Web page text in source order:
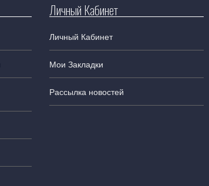
Личный Кабинет
Личный Кабинет
Мои Закладки
Рассылка новостей